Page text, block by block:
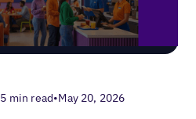
5 min read•May 20, 2026